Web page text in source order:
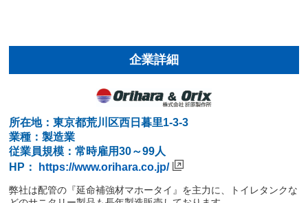
企業詳細
所在地：東京都荒川区西日暮里1-3-3
業種：製造業
従業員規模：常時雇用30～99人
HP：
https://www.orihara.co.jp/
弊社は配管の『延命補強材マホータイ』を主力に、トイレタンクな